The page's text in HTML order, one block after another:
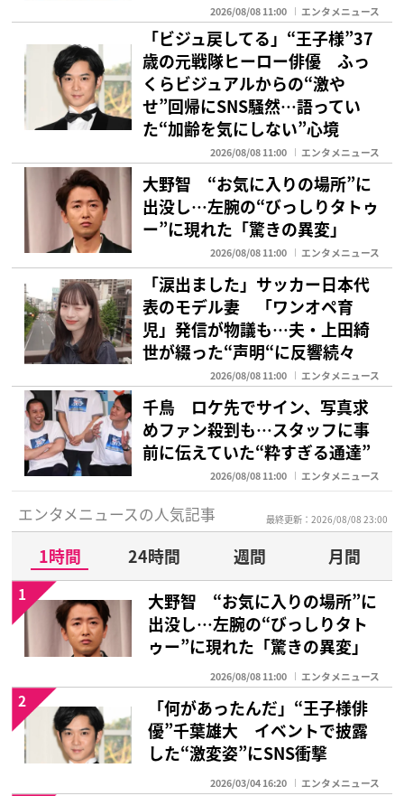
2026/08/08 11:00 エンタメニュース
「ビジュ戻してる」“王子様”37
歳の元戦隊ヒーロー俳優 ふっ
くらビジュアルからの“激や
せ”回帰にSNS騒然…語ってい
た“加齢を気にしない”心境
2026/08/08 11:00 エンタメニュース
大野智 “お気に入りの場所”に
出没し…左腕の“びっしりタトゥ
ー”に現れた「驚きの異変」
2026/08/08 11:00 エンタメニュース
「涙出ました」サッカー日本代
表のモデル妻 「ワンオペ育
児」発信が物議も…夫・上田綺
世が綴った“声明“に反響続々
2026/08/08 11:00 エンタメニュース
千鳥 ロケ先でサイン、写真求
めファン殺到も…スタッフに事
前に伝えていた“粋すぎる通達”
2026/08/08 11:00 エンタメニュース
エンタメニュースの人気記事 最終更新：2026/08/08 23:00
1時間 24時間 週間
月間
大野智 “お気に入りの場所”に
出没し…左腕の“びっしりタト
ゥー”に現れた「驚きの異変」
2026/08/08 11:00 エンタメニュース
1
「何があったんだ」“王子様俳
優”千葉雄大 イベントで披露
した“激変姿”にSNS衝撃
2026/03/04 16:20 エンタメニュース
2